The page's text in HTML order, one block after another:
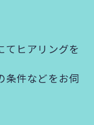
てヒアリングを
条件などをお伺